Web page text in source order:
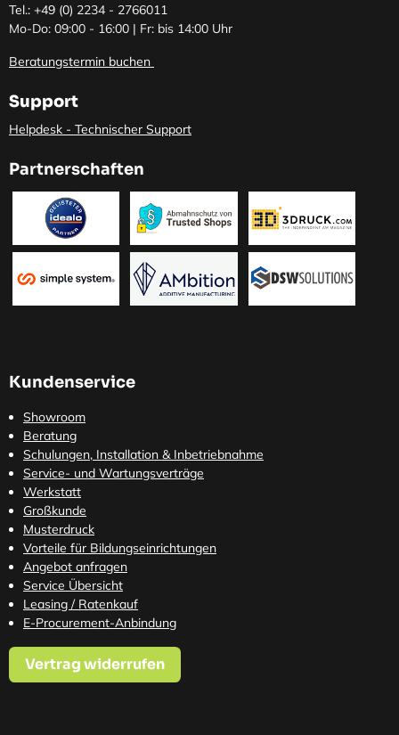
Tel.: +49 (0) 2234 - 2766011
Mo-Do: 09:00 - 16:00 | Fr: bis 14:00 Uhr
Beratungstermin buchen
Support
Helpdesk - Technischer Support
Partnerschaften
Kundenservice
Showroom
Beratung
Schulungen, Installation & Inbetriebnahme
Service- und Wartungsverträge
Werkstatt
Großkunde
Musterdruck
Vorteile für Bildungseinrichtungen
Angebot anfragen
Service Übersicht
Leasing / Ratenkauf
E-Procurement-Anbindung
Vertrag widerrufen